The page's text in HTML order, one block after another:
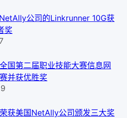
公司的Linkrunner 10G获
奖
国第二届职业技能大赛信息网
并获优胜奖
获美国NetAlly公司颁发三大奖